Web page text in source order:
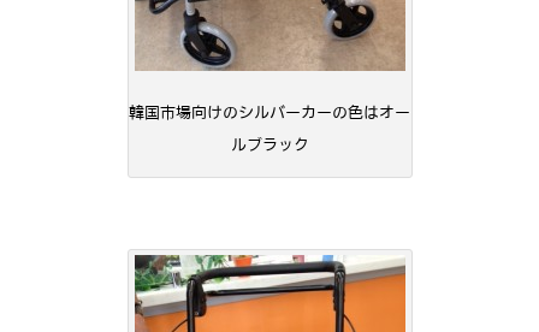
韓国市場向けのシルバーカーの色はオー
ルブラック